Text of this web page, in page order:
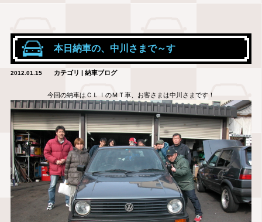
本日納車の、中川さまで～す
2012.01.15 カテゴリ | 納車ブログ
今回の納車はＣＬＩのＭＴ車、お客さまは中川さまです！